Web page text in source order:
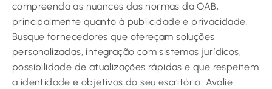
compreenda as nuances das normas da OAB,
principalmente quanto à publicidade e privacidade.
Busque fornecedores que ofereçam soluções
personalizadas, integração com sistemas jurídicos,
possibilidade de atualizações rápidas e que respeitem
a identidade e objetivos do seu escritório. Avalie